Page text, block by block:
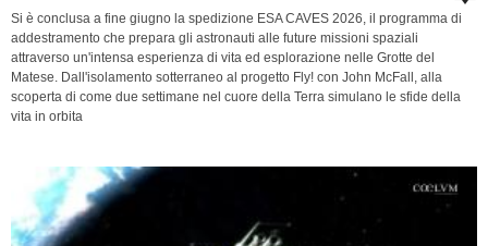
Si è conclusa a fine giugno la spedizione ESA CAVES 2026, il programma di
addestramento che prepara gli astronauti alle future missioni spaziali
attraverso un'intensa esperienza di vita ed esplorazione nelle Grotte del
Matese. Dall'isolamento sotterraneo al progetto Fly! con John McFall, alla
scoperta di come due settimane nel cuore della Terra simulano le sfide della
vita in orbita